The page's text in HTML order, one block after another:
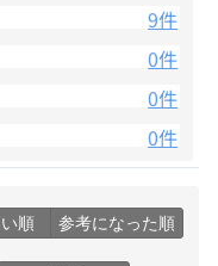
9件
0件
0件
0件
順 参考になった順